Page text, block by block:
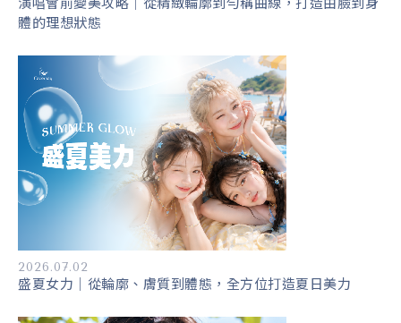
體的理想狀態
2026.07.02
盛夏女力｜從輪廓、膚質到體態，全方位打造夏日美力